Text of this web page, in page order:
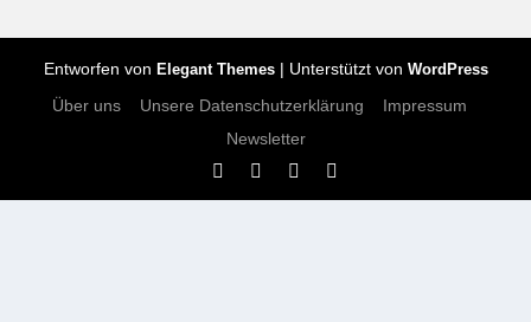
Entworfen von Elegant Themes| Unterstützt von WordPress
Über uns Unsere Datenschutzerklärung
Impressum
Newsletter